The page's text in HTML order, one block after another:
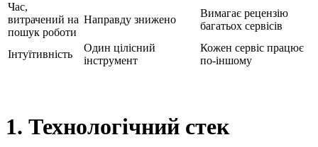
Час,
витрачений на
пошук роботи
Направду знижено
Вимагає рецензію
багатьох сервісів
Інтуїтивність
Один цілісний
інструмент
Кожен сервіс працює
по-іншому
1. Технологічний стек